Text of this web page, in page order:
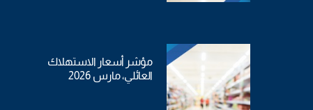
مؤشر أسعار الاستهلاك
العائلي، مارس 2026